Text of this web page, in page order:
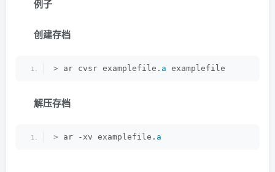
例子
创建存档
> ar cvsr examplefile. a examplefile
解压存档
> ar -xv examplefile. a